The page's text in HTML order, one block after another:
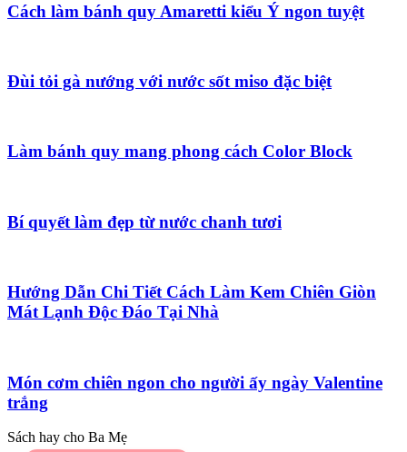
Cách làm bánh quy Amaretti kiểu Ý ngon tuyệt
Đùi tỏi gà nướng với nước sốt miso đặc biệt
Làm bánh quy mang phong cách Color Block
Bí quyết làm đẹp từ nước chanh tươi
Hướng Dẫn Chi Tiết Cách Làm Kem Chiên Giòn
Mát Lạnh Độc Đáo Tại Nhà
Món cơm chiên ngon cho người ấy ngày Valentine
trắng
Sách hay cho Ba Mẹ